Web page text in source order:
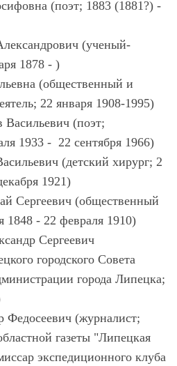
(поэт; 1883 (1881?) -
(ученый-
1878 - )
(общественный и
22 января 1908-1995)
Васильевич (поэт;
1933 - 22 сентября 1966)
(детский хирург; 2
1921)
Сергеевич (общественный
1848 - 22 февраля 1910)
Сергеевич
городского Совета
города Липецка;
Федосеевич (журналист;
газеты "Липецкая
экспедиционного клуба